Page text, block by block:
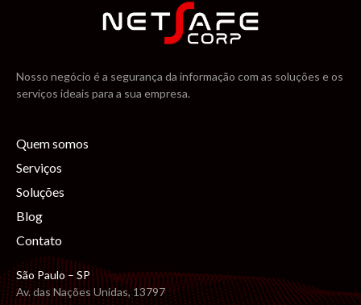
Nosso negócio é a segurança da informação com as soluções e os
serviços ideais para a sua empresa.
Quem somos
Serviços
Soluções
Blog
Contato
São Paulo – SP
Av. das Nações Unidas, 13797